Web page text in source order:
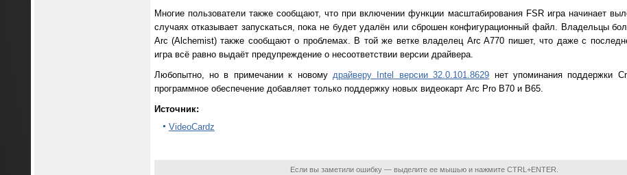
Многие пользователи также сообщают, что при включении функции масштабирования FSR игра начинает
случаях отказывает запускаться, пока не будет удалён или сброшен конфигурационный файл. Владельцы
Arc (Alchemist) также сообщают о проблемах. В той же ветке владелец Arc A770 пишет, что даже с
игра всё равно выдаёт предупреждение о несоответствии версии драйвера.
Любопытно, но в примечании к новому драйверу Intel версии 32.0.101.8629 нет упоминания поддержки
программное обеспечение добавляет только поддержку новых видеокарт Arc Pro B70 и B65.
Источник:
VideoCardz
Если вы заметили ошибку — выделите ее мышью и нажмите CTRL+ENTER.